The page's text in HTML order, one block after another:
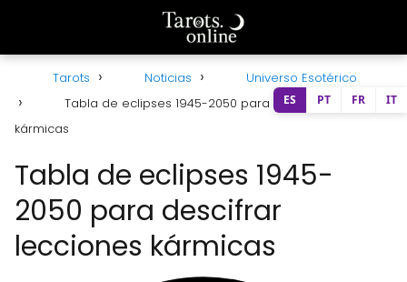
Tarots Noticias
Universo Esotérico
Tabla de eclipses 1945-2050 para descifrar lecciones
kármicas
Tabla de eclipses 1945-
2050 para descifrar
lecciones kármicas
ES PT FR IT